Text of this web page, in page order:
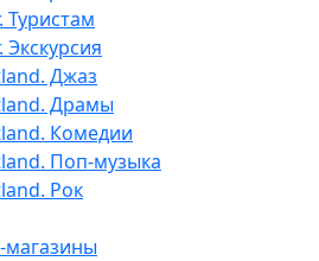
Туристам
Экскурсия
Джаз
Драмы
Комедии
Поп-музыка
Рок
магазины